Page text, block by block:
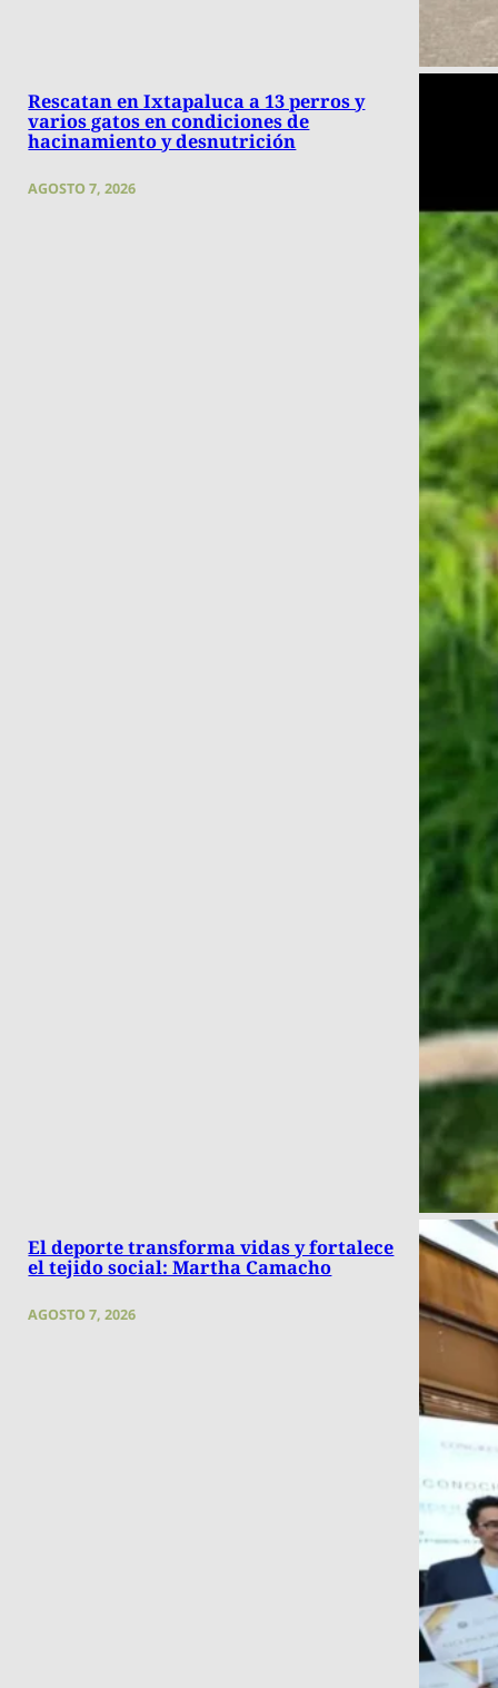
Rescatan en Ixtapaluca a 13 perros y
varios gatos en condiciones de
hacinamiento y desnutrición
AGOSTO 7, 2026
El deporte transforma vidas y fortalece
el tejido social: Martha Camacho
AGOSTO 7, 2026